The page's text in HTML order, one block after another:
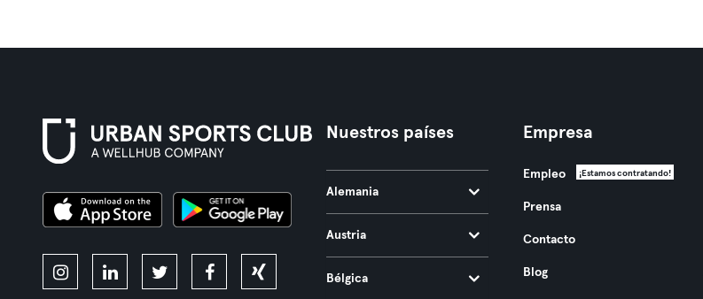
Nuestros países
Alemania
Austria
Bélgica
Empresa
Empleo ¡Estamos contratando!
Prensa
Contacto
Blog